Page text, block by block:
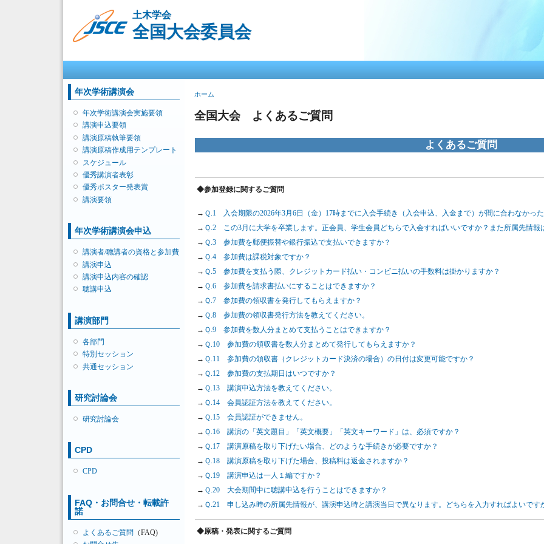
土木学会
全国大会委員会
年次学術講演会
年次学術講演会実施要領
講演申込要領
講演原稿執筆要領
講演原稿作成用テンプレート
スケジュール
優秀講演者表彰
優秀ポスター発表賞
講演要領
年次学術講演会申込
講演者/聴講者の資格と参加費
講演申込
講演申込内容の確認
聴講申込
講演部門
各部門
特別セッション
共通セッション
研究討論会
研究討論会
CPD
CPD
FAQ・お問合せ・転載許
諾
よくあるご質問 （FAQ)
現在地
ホーム
全国大会 よくあるご質問
よくあるご質問
◆参加登録に関するご質問
→ Ｑ.1 入会期限の2026年3月6日（金）17時までに入会手続き（入会申込、入金まで）が間に合わなかっ
→ Ｑ.2 この3月に大学を卒業します。正会員、学生会員どちらで入会すればいいですか？また所属先情報
→ Ｑ.3 参加費を郵便振替や銀行振込で支払いできますか？
→ Ｑ.4 参加費は課税対象ですか？
→ Ｑ.5 参加費を支払う際、クレジットカード払い・コンビニ払いの手数料は掛かりますか？
→ Ｑ.6 参加費を請求書払いにすることはできますか？
→ Ｑ.7 参加費の領収書を発行してもらえますか？
→ Ｑ.8 参加費の領収書発行方法を教えてください。
→ Ｑ.9 参加費を数人分まとめて支払うことはできますか？
→ Ｑ.10 参加費の領収書を数人分まとめて発行してもらえますか？
→ Ｑ.11 参加費の領収書（クレジットカード決済の場合）の日付は変更可能ですか？
→ Ｑ.12 参加費の支払期日はいつですか？
→ Ｑ.13 講演申込方法を教えてください。
→ Ｑ.14 会員認証方法を教えてください。
→ Ｑ.15 会員認証ができません。
→ Ｑ.16 講演の「英文題目」「英文概要」「英文キーワード」は、必須ですか？
→ Ｑ.17 講演原稿を取り下げたい場合、どのような手続きが必要ですか？
→ Ｑ.18 講演原稿を取り下げた場合、投稿料は返金されますか？
→ Ｑ.19 講演申込は一人１編ですか？
→ Ｑ.20 大会期間中に聴講申込を行うことはできますか？
→ Ｑ.21 申し込み時の所属先情報が、講演申込時と講演当日で異なります。どちらを入力すればよいです
◆原稿・発表に関するご質問